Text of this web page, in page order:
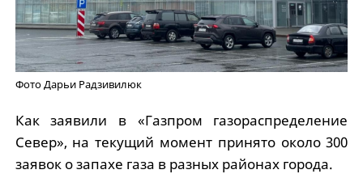
Фото Дарьи Радзивилюк
Как заявили в «Газпром газораспределение
Север», на текущий момент принято около 300
заявок о запахе газа в разных районах города.